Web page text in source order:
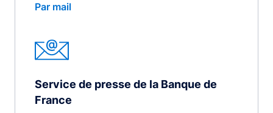
Par mail
Service de presse de la Banque de
France